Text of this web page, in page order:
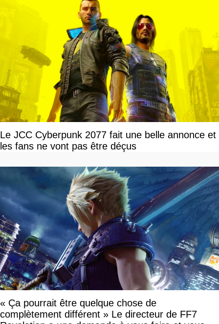
Le JCC Cyberpunk 2077 fait une belle annonce et
les fans ne vont pas être déçus
« Ça pourrait être quelque chose de
complètement différent » Le directeur de FF7